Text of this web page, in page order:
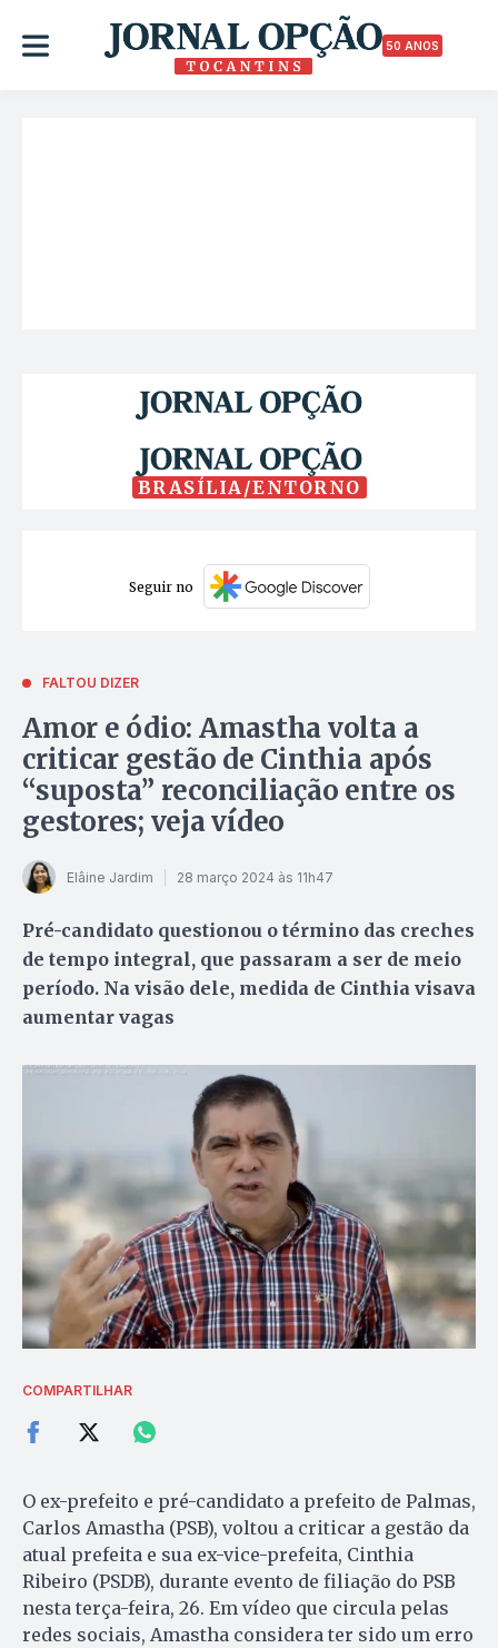
50 ANOS
BRASÍLIA/ENTORNO
Seguir no
FALTOU DIZER
Amor e ódio: Amastha volta a
criticar gestão de Cinthia após
“suposta” reconciliação entre os
gestores; veja vídeo
Elâine Jardim 28 março 2024 às 11h47
Pré-candidato questionou o término das creches
de tempo integral, que passaram a ser de meio
período. Na visão dele, medida de Cinthia visava
aumentar vagas
COMPARTILHAR
O ex-prefeito e pré-candidato a prefeito de Palmas,
Carlos Amastha (PSB), voltou a criticar a gestão da
atual prefeita e sua ex-vice-prefeita, Cinthia
Ribeiro (PSDB), durante evento de filiação do PSB
nesta terça-feira, 26. Em vídeo que circula pelas
redes sociais, Amastha considera ter sido um erro